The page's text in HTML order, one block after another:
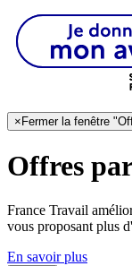
× Fermer la fenêtre
Offres
France Travail
vous proposant plus
En savoir plus